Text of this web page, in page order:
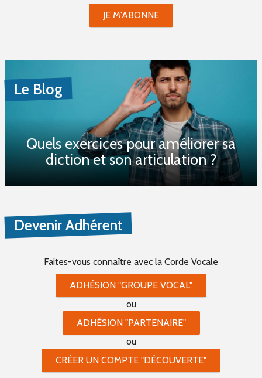
JE M'ABONNE
Le Blog
Quels exercices pour améliorer sa
diction et son articulation ?
Devenir Adhérent
Faites-vous connaître avec la Corde Vocale
ADHÉSION "GROUPE VOCAL"
ou
ADHÉSION "PARTENAIRE"
ou
CRÉER UN COMPTE "DÉCOUVERTE"